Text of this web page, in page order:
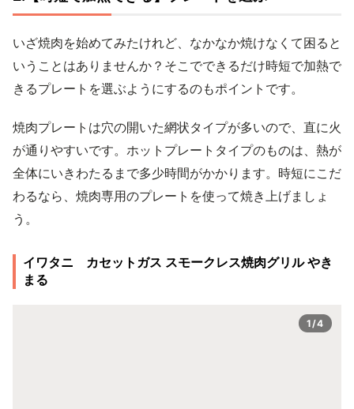
いざ焼肉を始めてみたけれど、なかなか焼けなくて困ると
いうことはありませんか？そこでできるだけ時短で加熱で
きるプレートを選ぶようにするのもポイントです。
焼肉プレートは穴の開いた網状タイプが多いので、直に火
が通りやすいです。ホットプレートタイプのものは、熱が
全体にいきわたるまで多少時間がかかります。時短にこだ
わるなら、焼肉専用のプレートを使って焼き上げましょ
う。
イワタニ カセットガス スモークレス焼肉グリル やき
まる
1/4